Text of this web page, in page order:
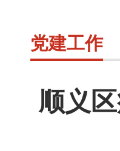
党建工作
顺义